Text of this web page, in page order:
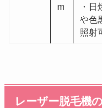
m
・日
や色
照射
レーザー脱毛機